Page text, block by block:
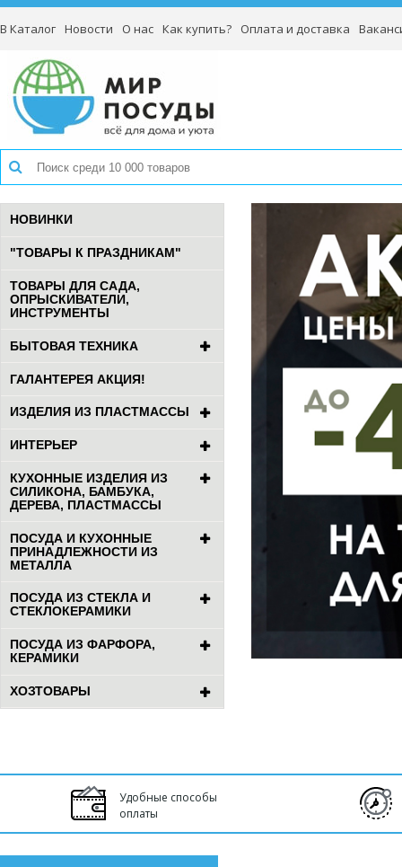
В Каталог Новости О нас Как купить? Оплата и доставка
НОВИНКИ
"ТОВАРЫ К ПРАЗДНИКАМ"
ТОВАРЫ ДЛЯ САДА,
ОПРЫСКИВАТЕЛИ,
ИНСТРУМЕНТЫ
БЫТОВАЯ ТЕХНИКА
ГАЛАНТЕРЕЯ АКЦИЯ!
ИЗДЕЛИЯ ИЗ ПЛАСТМАССЫ
ИНТЕРЬЕР
КУХОННЫЕ ИЗДЕЛИЯ ИЗ
СИЛИКОНА, БАМБУКА,
ДЕРЕВА, ПЛАСТМАССЫ
ПОСУДА И КУХОННЫЕ
ПРИНАДЛЕЖНОСТИ ИЗ
МЕТАЛЛА
ПОСУДА ИЗ СТЕКЛА И
СТЕКЛОКЕРАМИКИ
ПОСУДА ИЗ ФАРФОРА,
КЕРАМИКИ
ХОЗТОВАРЫ
Удобные способы
оплаты